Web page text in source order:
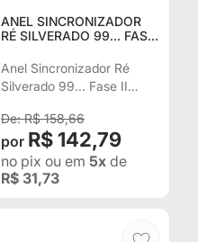
ANEL SINCRONIZADOR
RÉ SILVERADO 99... FASE
3342575
Anel Sincronizador Ré
Silverado 99... Fase II
R$ 158,66
R$ 142,79
no pix ou em 5x de
R$ 31,73